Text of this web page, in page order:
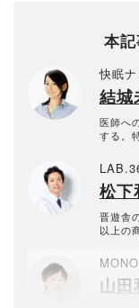
本
快眠
結城
医師へ
する。
などの
環境ま
の寝具
HP新書
数。農
松下
晋遊舎
以上の
を経て
スト方
スト実
品や
山田